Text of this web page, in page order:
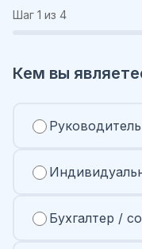
Шаг 1 из 4
Кем вы
Бухгалтер /